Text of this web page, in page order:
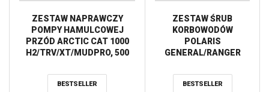
ZESTAW NAPRAWCZY
POMPY HAMULCOWEJ
PRZÓD ARCTIC CAT 1000
H2/TRV/XT/MUDPRO, 500
EFI/GT/H1/LTD/TRV/XR/XT,
650 H1/TBX/TRV, 700
BESTSELLER
ZESTAW ŚRUB
KORBOWODÓW
POLARIS
GENERAL/RANGER
’14-’21 HOT RODS
BESTSELLER